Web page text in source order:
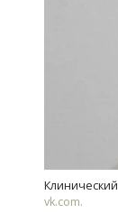
vk.com.